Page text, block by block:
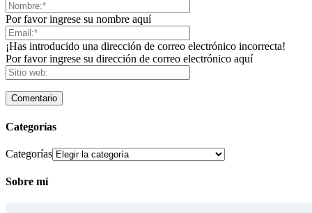
Por favor ingrese su nombre aquí
¡Has introducido una dirección de correo electrónico incorrecta!
Por favor ingrese su dirección de correo electrónico aquí
Categorías
Categorías
Sobre mí